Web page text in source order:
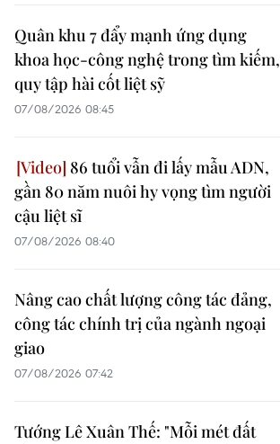
Quân khu 7 đẩy mạnh ứng dụng
khoa học-công nghệ trong tìm kiếm,
quy tập hài cốt liệt sỹ
07/08/2026 08:45
86 tuổi vẫn đi lấy mẫu ADN,
gần 80 năm nuôi hy vọng tìm người
cậu liệt sĩ
07/08/2026 08:40
Nâng cao chất lượng công tác đảng,
công tác chính trị của ngành ngoại
giao
07/08/2026 07:42
Tướng Lê Xuân Thế: "Mỗi mét đất